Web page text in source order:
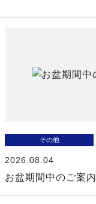
その他
2026.08.04
お盆期間中のご案内